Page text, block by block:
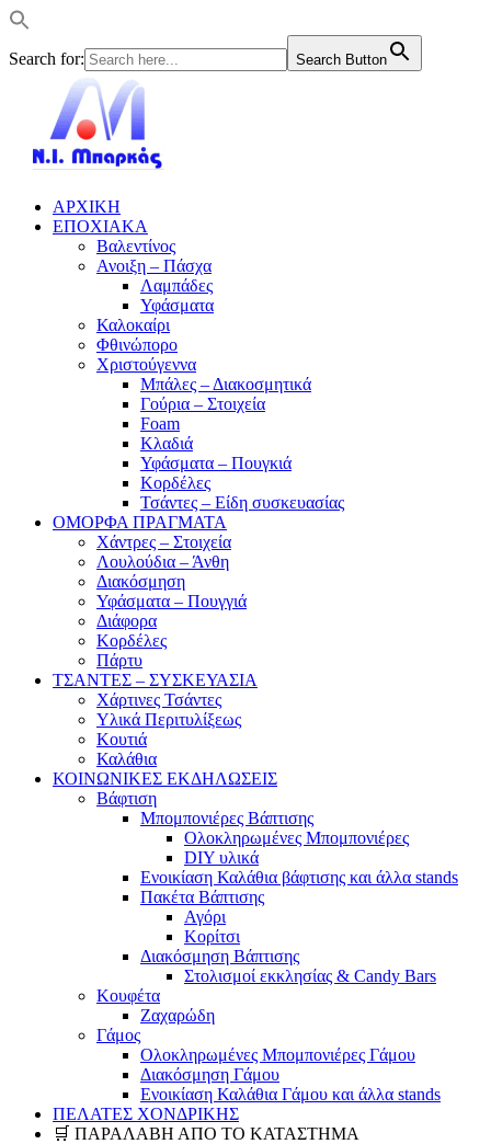
Search for: Search Button
ΑΡΧΙΚΗ
ΕΠΟΧΙΑΚΑ
Βαλεντίνος
Ανοιξη – Πάσχα
Λαμπάδες
Υφάσματα
Καλοκαίρι
Φθινώπορο
Χριστούγεννα
Μπάλες – Διακοσμητικά
Γούρια – Στοιχεία
Foam
Κλαδιά
Υφάσματα – Πουγκιά
Κορδέλες
Τσάντες – Είδη συσκευασίας
ΟΜΟΡΦΑ ΠΡΑΓΜΑΤΑ
Χάντρες – Στοιχεία
Λουλούδια – Άνθη
Διακόσμηση
Υφάσματα – Πουγγιά
Διάφορα
Κορδέλες
Πάρτυ
ΤΣΑΝΤΕΣ – ΣΥΣΚΕΥΑΣΙΑ
Χάρτινες Τσάντες
Υλικά Περιτυλίξεως
Κουτιά
Καλάθια
ΚΟΙΝΩΝΙΚΕΣ ΕΚΔΗΛΩΣΕΙΣ
Βάφτιση
Μπομπονιέρες Βάπτισης
Ολοκληρωμένες Μπομπονιέρες
DIY υλικά
Ενοικίαση Καλάθια βάφτισης και άλλα stands
Πακέτα Βάπτισης
Αγόρι
Κορίτσι
Διακόσμηση Βάπτισης
Στολισμοί εκκλησίας & Candy Bars
Κουφέτα
Ζαχαρώδη
Γάμος
Ολοκληρωμένες Μπομπονιέρες Γάμου
Διακόσμηση Γάμου
Ενοικίαση Καλάθια Γάμου και άλλα stands
ΠΕΛΑΤΕΣ ΧΟΝΔΡΙΚΗΣ
🛒 ΠΑΡΑΛΑΒΗ ΑΠΟ ΤΟ ΚΑΤΑΣΤΗΜΑ